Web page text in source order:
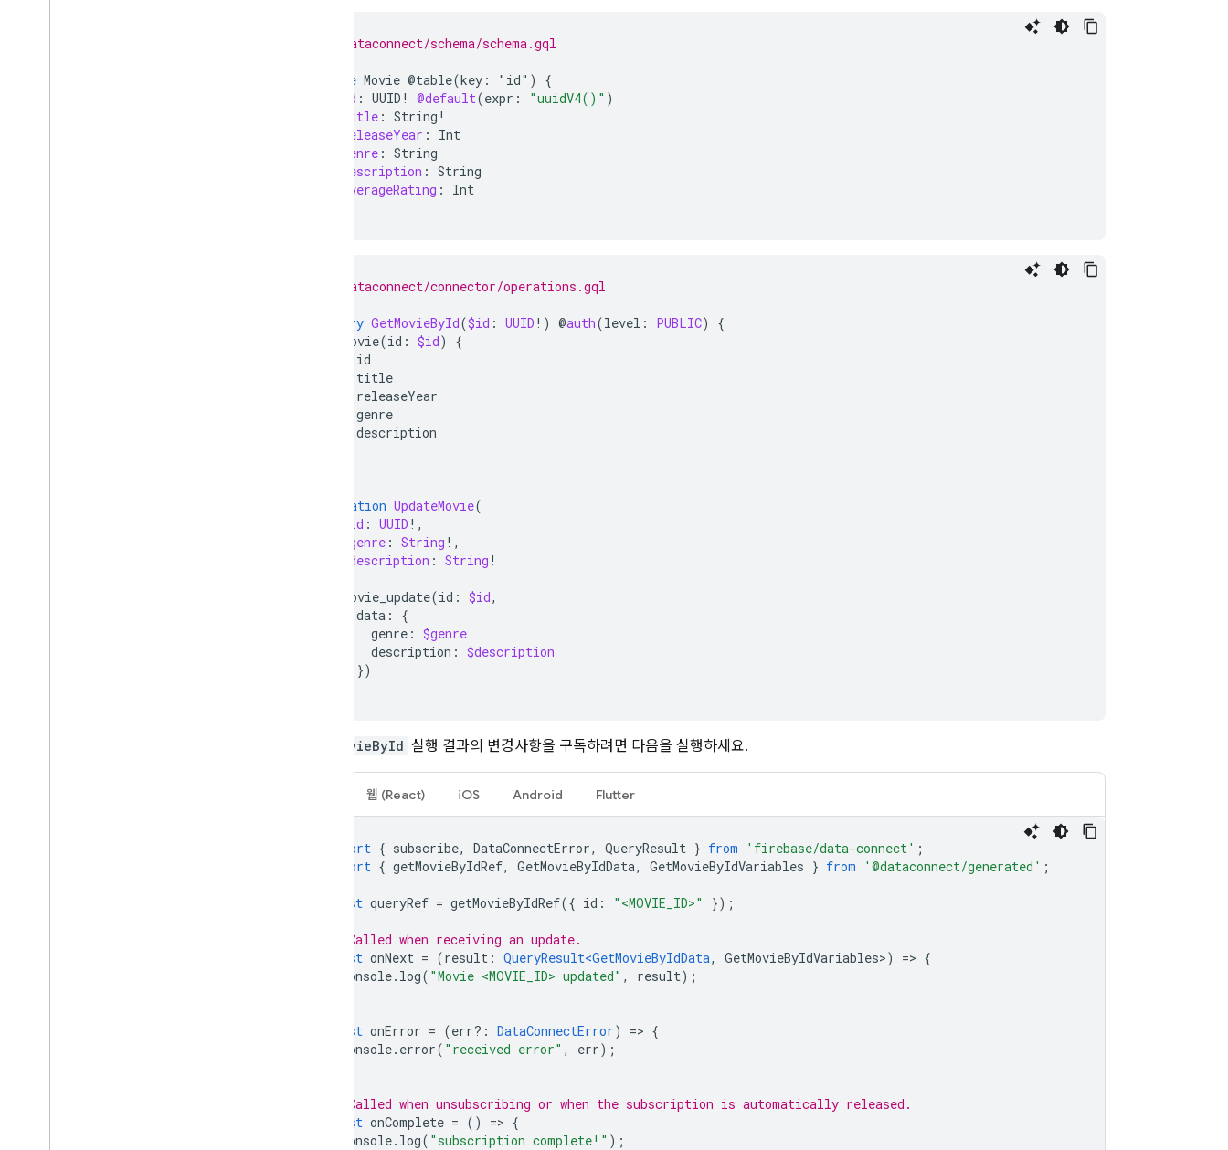
# dataconnect/schema/schema.gql
type Movie @table(key: "id")
{
id : UUID ! @default(expr : "uuidV4()" )
title : String !
releaseYear :
Int
genre : String
description : String
averageRating :
Int
# dataconnect/connector/operations.gql
query GetMovieById($id : UUID !) @auth(level : PUBLIC)
{
movie(id : $id)
{
id
title
releaseYear
genre
description
mutation UpdateMovie(
$id : UUID !,
$genre : String !,
$description : String !
movie_update(id : $id,
data :
{
genre : $genre
description : $description
})
GetMovieById 실행 결과의 변경사항을 구독하려면 다음을 실행하세요.
웹 (React) iOS Android Flutter
import { subscribe, DataConnectError, QueryResult } from 'firebase/data-connect' ;
import { getMovieByIdRef, GetMovieByIdData, GetMovieByIdVariables } from '@dataconnect/generated' ;
const queryRef = getMovieByIdRef({ id : "<MOVIE_ID>" });
// Called when receiving an update.
const onNext = (result : QueryResult<GetMovieByIdData, GetMovieByIdVariables>) => {
console. log( "Movie <MOVIE_ID> updated" , result);
const onError = (err? : DataConnectError) => {
console. error( "received error" , err);
// Called when unsubscribing or when the subscription is automatically released.
const onComplete = () => {
console. log( "subscription complete!" );